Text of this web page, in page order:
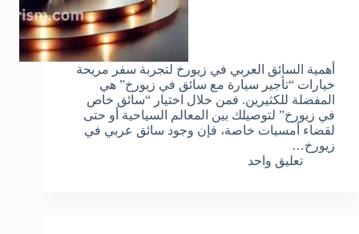
أهمية السائق العربي في زيورخ لتجربة سفر مريحة
خيارات “تأجير سيارة مع سائق في زيورخ” هي
المفضلة للكثيرين. فمن خلال اختيار “سائق خاص
في زيورخ” لتوصيلك بين المعالم السياحية أو حتى
لقضاء أمسيات خاصة، فإن وجود سائق عربي في
زيورخ…
تعليق واحد